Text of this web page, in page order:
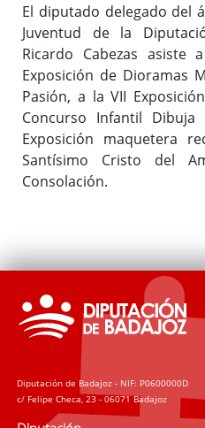
El diputado delegado del
Juventud de la
Ricardo Cabezas
Exposición de Dioramas
Pasión, a la VII
Concurso Infantil
Exposición maquetera
Santísimo Cristo del
Consolación.
Diputación de Badajoz - NIF: P0600000D
c/ Felipe Checa, 23 - 06071 Badajoz